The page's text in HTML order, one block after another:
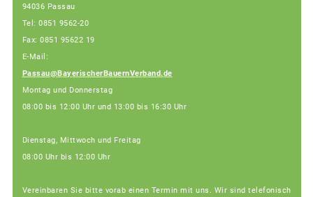
94036 Passau
Tel: 0851 9562-20
Fax: 0851 95622 19
E-Mail:
Passau@BayerischerBauernVerband.de
Montag und Donnerstag
08:00 bis 12:00 Uhr und 13:00 bis 16:30 Uhr
Dienstag, Mittwoch und Freitag
08:00 Uhr bis 12:00 Uhr
Vereinbaren Sie bitte vorab einen Termin mit uns. Wir sind telefonisch